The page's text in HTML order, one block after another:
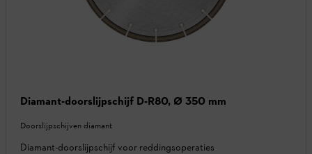
Diamant-doorslijpschijf D-R80, Ø 350 mm
Doorslijpschijven diamant
Diamant-doorslijpschijf voor reddingsoperaties